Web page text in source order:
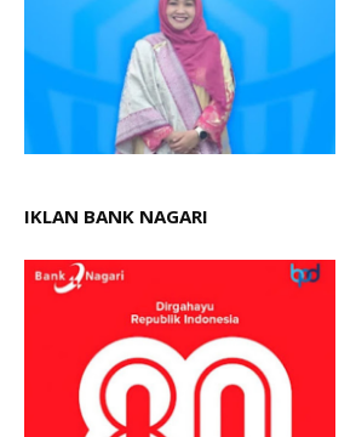
IKLAN BANK NAGARI